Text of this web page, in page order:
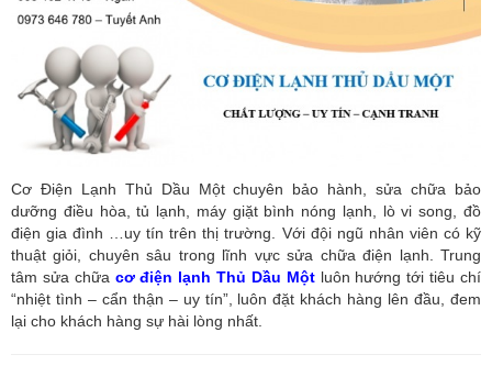
Cơ Điện Lạnh Thủ Dầu Một chuyên bảo hành, sửa chữa bảo
dưỡng điều hòa, tủ lạnh, máy giặt bình nóng lạnh, lò vi song, đồ
điện gia đình …uy tín trên thị trường. Với đội ngũ nhân viên có kỹ
thuật giỏi, chuyên sâu trong lĩnh vực sửa chữa điện lạnh. Trung
tâm sửa chữa cơ điện lạnh Thủ Dầu Mộtluôn hướng tới tiêu chí
“nhiệt tình – cẩn thận – uy tín”, luôn đặt khách hàng lên đầu, đem
lại cho khách hàng sự hài lòng nhất.